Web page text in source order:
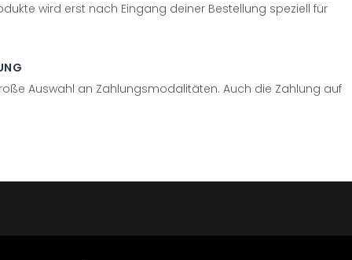
wird erst nach Eingang deiner Bestellung speziell für
Auswahl an Zahlungsmodalitäten. Auch die Zahlung auf